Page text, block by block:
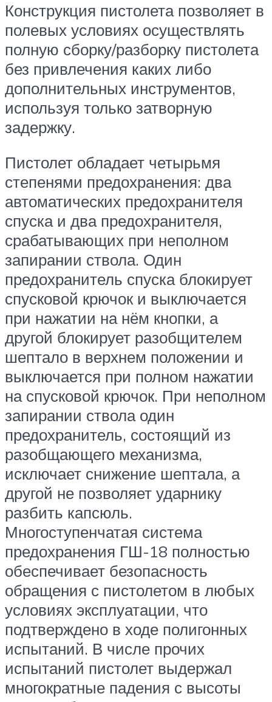
Конструкция пистолета позволяет в
полевых условиях осуществлять
полную сборку/разборку пистолета
без привлечения каких либо
дополнительных инструментов,
используя только затворную
задержку.
Пистолет обладает четырьмя
степенями предохранения: два
автоматических предохранителя
спуска и два предохранителя,
срабатывающих при неполном
запирании ствола. Один
предохранитель спуска блокирует
спусковой крючок и выключается
при нажатии на нём кнопки, а
другой блокирует разобщителем
шептало в верхнем положении и
выключается при полном нажатии
на спусковой крючок. При неполном
запирании ствола один
предохранитель, состоящий из
разобщающего механизма,
исключает снижение шептала, а
другой не позволяет ударнику
разбить капсюль.
Многоступенчатая система
предохранения ГШ-18 полностью
обеспечивает безопасность
обращения с пистолетом в любых
условиях эксплуатации, что
подтверждено в ходе полигонных
испытаний. В числе прочих
испытаний пистолет выдержал
многократные падения с высоты